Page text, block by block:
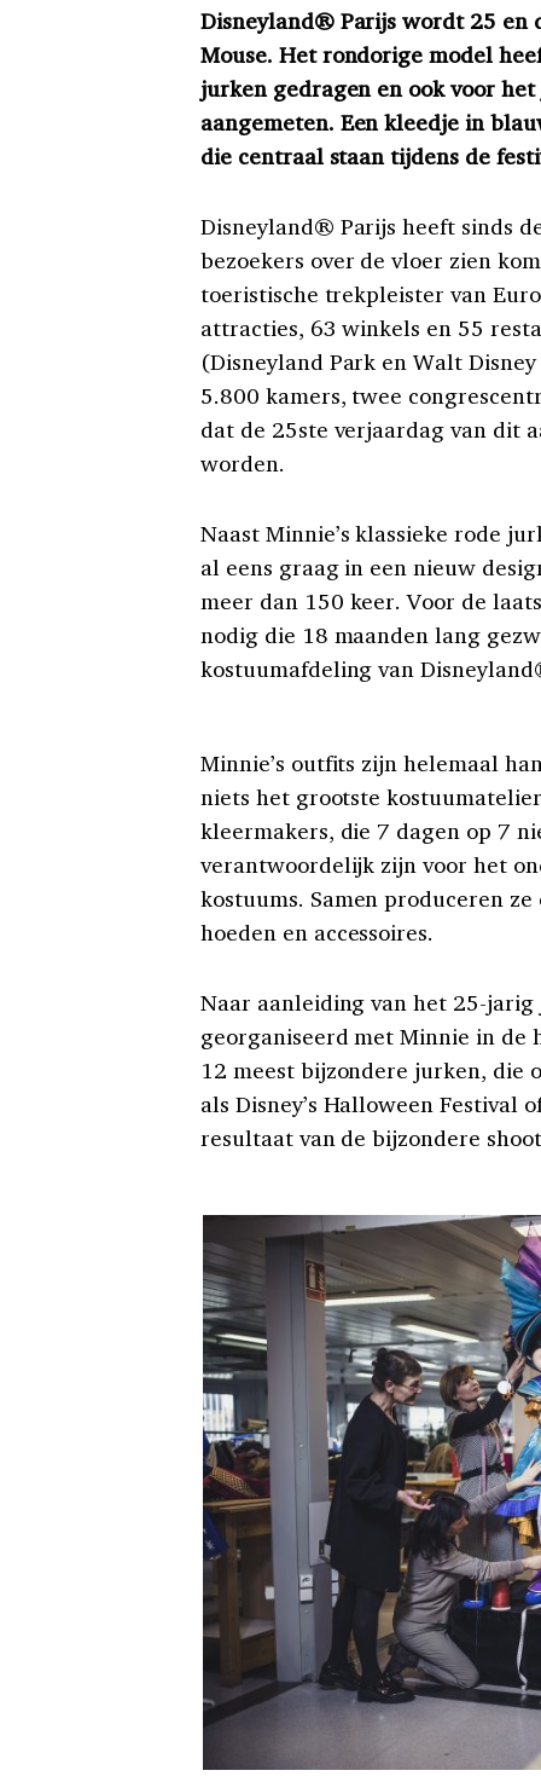
Disneyland® Parijs wordt 25 en
Mouse. Het rondorige model
jurken gedragen en ook voor
aangemeten. Een kleedje in
die centraal staan tijdens de
Disneyland® Parijs heeft sinds
bezoekers over de vloer zien
toeristische trekpleister van
attracties, 63 winkels en 55
(Disneyland Park en Walt
5.800 kamers, twee
dat de 25ste verjaardag van dit
worden.
Naast Minnie’s klassieke rode
al eens graag in een nieuw
meer dan 150 keer. Voor de
nodig die 18 maanden lang
kostuumafdeling van
Minnie’s outfits zijn helemaal
niets het grootste
kleermakers, die 7 dagen op 7
verantwoordelijk zijn voor het
kostuums. Samen produceren
hoeden en accessoires.
Naar aanleiding van het 25-
georganiseerd met Minnie in de
12 meest bijzondere jurken, die
als Disney’s Halloween
resultaat van de bijzondere